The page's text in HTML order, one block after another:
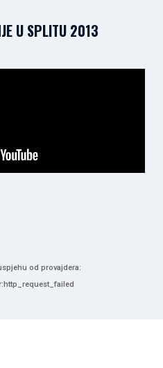
U SPLITU 2013
od provajdera: